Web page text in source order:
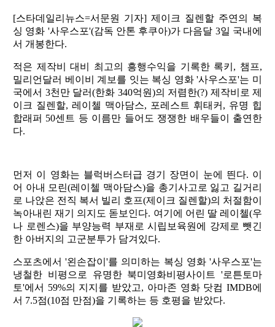
[스타데일리뉴스=서문원 기자] 제이크 질렌할 주연의 복
싱 영화 '사우스포'(감독 안톤 후쿠아)가 다음달 3일 국내에
서 개봉한다.
적은 제작비 대비 최고의 흥행수익을 기록한 록키, 챔프,
밀리언달러 베이비 계보를 잇는 복싱 영화 '사우스포'는 미
국에서 3천만 달러(한화 340억원)의 저렴한(?) 제작비로 제
이크 질렌할, 레이첼 맥아담스, 포레스트 휘태커, 유명 힙
합래퍼 50센트 등 이름만 들어도 쟁쟁한 배우들이 출연한
다.
먼저 이 영화는 블럭버스터급 경기 장면이 눈에 띈다. 이
어 아내 모린(레이첼 맥아담스)을 총기사고로 잃고 길거리
로 나앉은 전직 복서 빌리 호프(제이크 질렌할)의 처절함이
녹아내린 재기 의지도 돋보인다. 여기에 어린 딸 레이첼(우
나 로렌스)을 부양능력 부재로 시립보육원에 강제로 뺏긴
한 아버지의 고군분투가 담겨있다.
스포츠에서 '왼손잡이'를 의미하는 복싱 영화 '사우스포'는
냉철한 비평으로 유명한 북미영화비평사이트 '로튼토마
토'에서 59%의 지지를 받았고, 아마존 영화 닷컴 IMDB에
서 7.5점(10점 만점)을 기록하는 등 호평을 받았다.